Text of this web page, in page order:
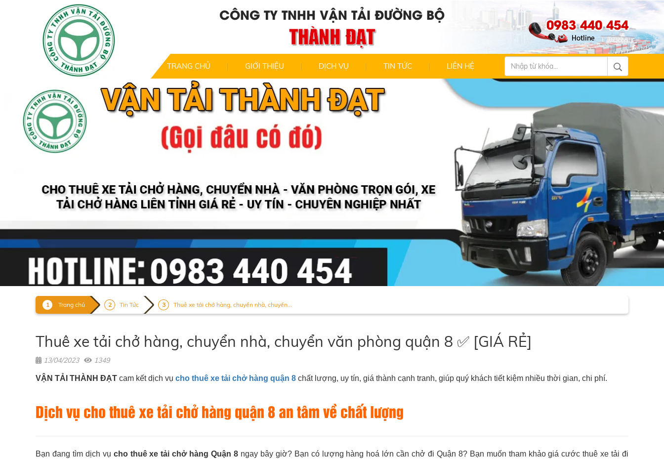
CÔNG TY TNHH VẬN TẢI ĐƯỜNG BỘ
THÀNH ĐẠT 0983 440 454
TRANG CHỦ GIỚI THIỆU DỊCH VỤ TIN TỨC LIÊN HỆ
Trang chủ Tin Tức Thuê xe tải chở hàng, chuyển nhà, chuyển...
Thuê xe tải chở hàng, chuyển nhà, chuyển văn phòng quận 8 ✅ [GIÁ RẺ]
13/04/2023 1349
VẬN TẢI THÀNH ĐẠT cam kết dịch vụ cho thuê xe tải chở hàng quận 8 chất lượng, uy tín, giá thành cạnh tranh, giúp quý khách tiết kiệm nhiều thời gian, chi phí.
Dịch vụ cho thuê xe tải chở hàng quận 8 an tâm về chất lượng
Bạn đang tìm dịch vụ cho thuê xe tải chở hàng Quận 8 ngay bây giờ? Bạn có lượng hàng hoá lớn cần chở đi Quận 8? Bạn muốn tham khảo giá cước thuê xe tải đi